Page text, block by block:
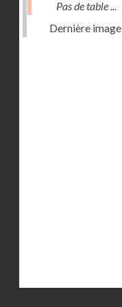
Pas de table ...
Dernière image